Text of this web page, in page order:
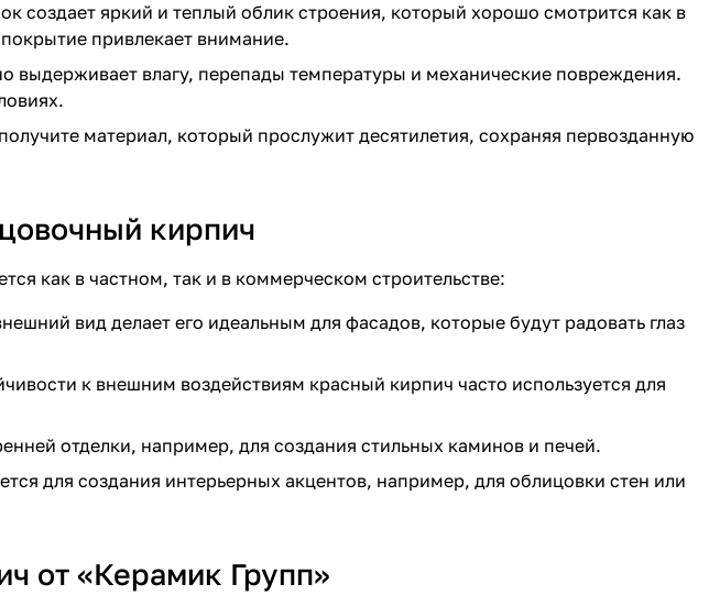
создает яркий и теплый облик строения, который хорошо смотрится как в
привлекает внимание.
выдерживает влагу, перепады температуры и механические повреждения.
материал, который прослужит десятилетия, сохраняя первозданную
кирпич
как в частном, так и в коммерческом строительстве:
вид делает его идеальным для фасадов, которые будут радовать глаз
к внешним воздействиям красный кирпич часто используется для
отделки, например, для создания стильных каминов и печей.
для создания интерьерных акцентов, например, для облицовки стен или
от «Керамик Групп»